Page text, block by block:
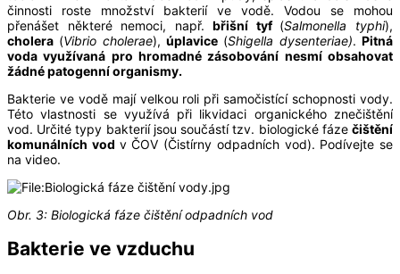
činnosti roste množství bakterií ve vodě. Vodou se mohou
přenášet některé nemoci, např.břišní tyf (Salmonella typhi),
cholera (Vibrio cholerae),úplavice (Shigella dysenteriae).Pitná
voda využívaná pro hromadné zásobování nesmí obsahovat
žádné patogenní organismy.
Bakterie ve vodě mají velkou roli při samočistící schopnosti vody.
Této vlastnosti se využívá při likvidaci organického znečištění
vod. Určité typy bakterií jsou součástí tzv. biologické fáze čištění
komunálních vod v ČOV (Čistírny odpadních vod). Podívejte se
na video.
Obr. 3: Biologická fáze čištění odpadních vod
Bakterie ve vzduchu